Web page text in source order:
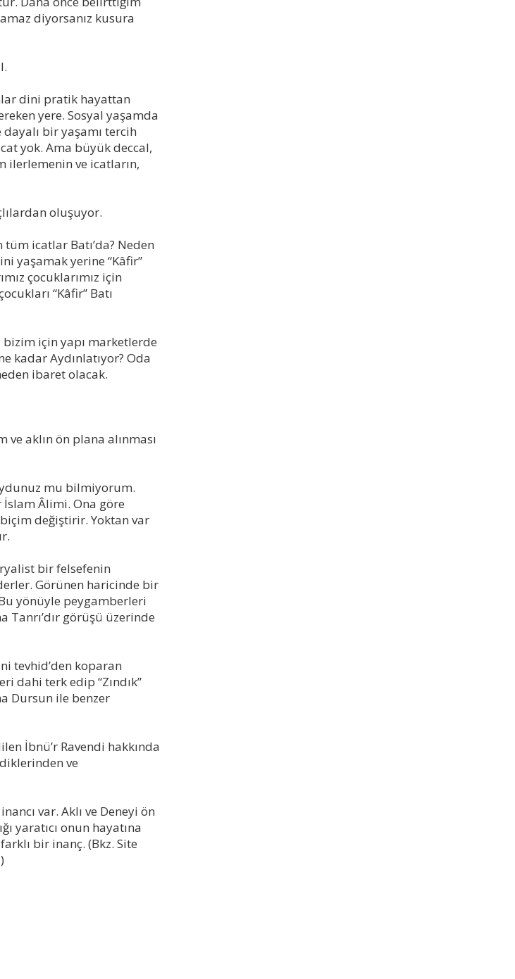
diyorsanız kusura
dini pratik hayattan
yere. Sosyal yaşamda
bir yaşamı tercih
yok. Ama büyük deccal,
ilerlemenin ve icatların,
oluşuyor.
icatlar Batı’da? Neden
yaşamak yerine “Kâfir”
çocuklarımız için
“Kâfir” Batı
bizim için yapı marketlerde
kadar Aydınlatıyor? Oda
ibaret olacak.
ve aklın ön plana alınması
mu bilmiyorum.
Âlimi. Ona göre
değiştirir. Yoktan var
bir felsefenin
Görünen haricinde bir
yönüyle peygamberleri
Tanrı’dır görüşü üzerinde
tevhid’den koparan
dahi terk edip “Zındık”
Dursun ile benzer
İbnü’r Ravendi hakkında
ve
var. Aklı ve Deneyi ön
yaratıcı onun hayatına
bir inanç. (Bkz. Site